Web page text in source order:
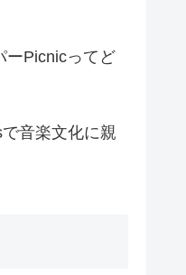
ーPicnicってど
音楽文化に親